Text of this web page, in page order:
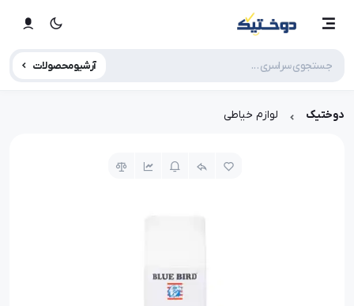
آرشیو محصولات
دوختیک لوازم خیاطی